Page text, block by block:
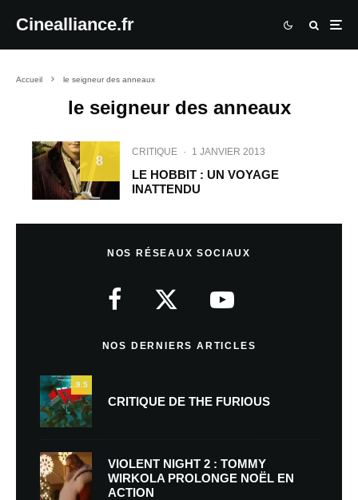
Cinealliance.fr
Accueil le seigneur des anneaux
le seigneur des anneaux
8
CRITIQUE · 1 JANVIER 2013
LE HOBBIT : UN VOYAGE
INATTENDU
NOS RÉSEAUX SOCIAUX
NOS DERNIERS ARTICLES
9.5
CRITIQUE DE THE FURIOUS
VIOLENT NIGHT 2 : TOMMY
WIRKOLA PROLONGE NOËL EN
ACTION